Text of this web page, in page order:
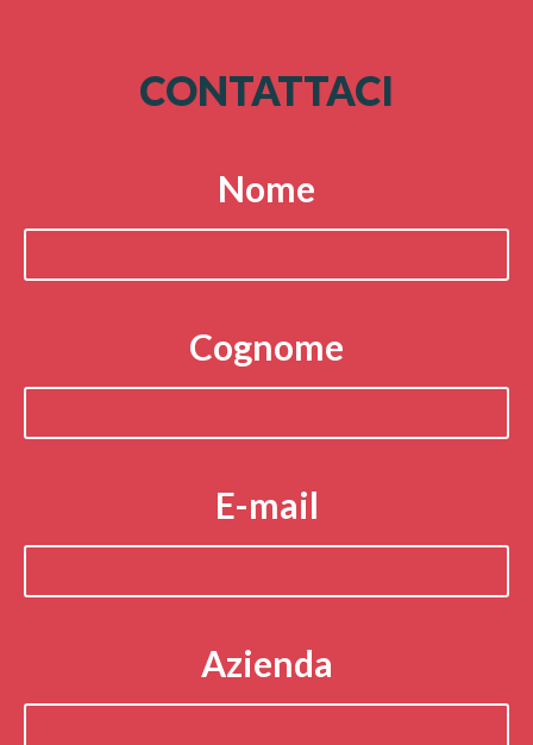
CONTATTACI
Nome
Cognome
E-mail
Azienda